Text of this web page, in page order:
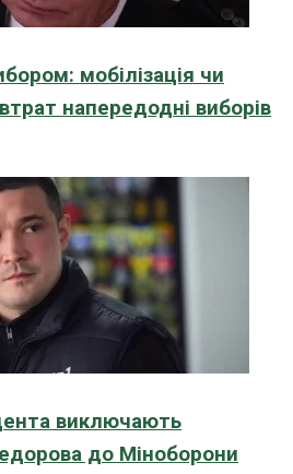
мобілізація чи
напередодні виборів
виключають
до Міноборони